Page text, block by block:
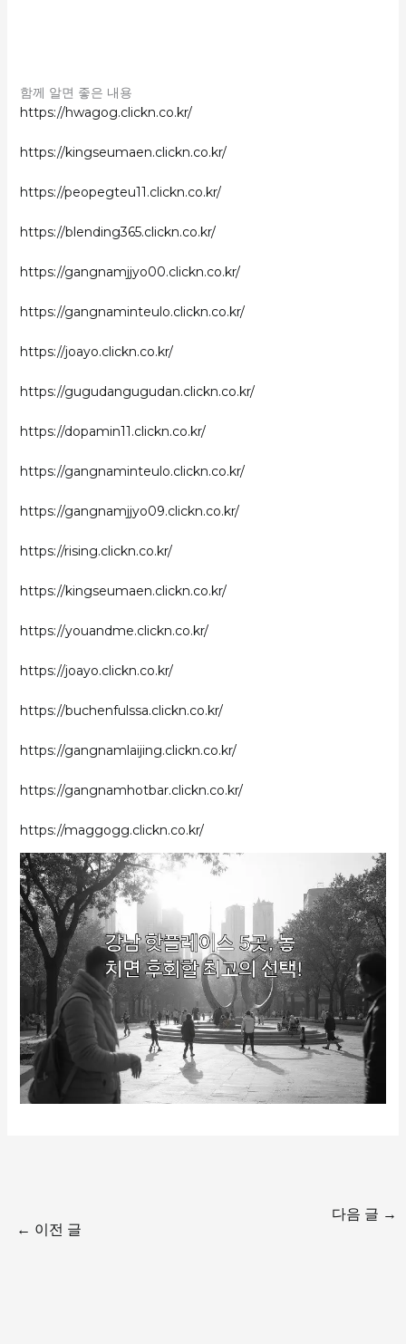
함께 알면 좋은 내용
https://hwagog.clickn.co.kr/
https://kingseumaen.clickn.co.kr/
https://peopegteu11.clickn.co.kr/
https://blending365.clickn.co.kr/
https://gangnamjjyo00.clickn.co.kr/
https://gangnaminteulo.clickn.co.kr/
https://joayo.clickn.co.kr/
https://gugudangugudan.clickn.co.kr/
https://dopamin11.clickn.co.kr/
https://gangnaminteulo.clickn.co.kr/
https://gangnamjjyo09.clickn.co.kr/
https://rising.clickn.co.kr/
https://kingseumaen.clickn.co.kr/
https://youandme.clickn.co.kr/
https://joayo.clickn.co.kr/
https://buchenfulssa.clickn.co.kr/
https://gangnamlaijing.clickn.co.kr/
https://gangnamhotbar.clickn.co.kr/
https://maggogg.clickn.co.kr/
← 이전 글
다음 글 →